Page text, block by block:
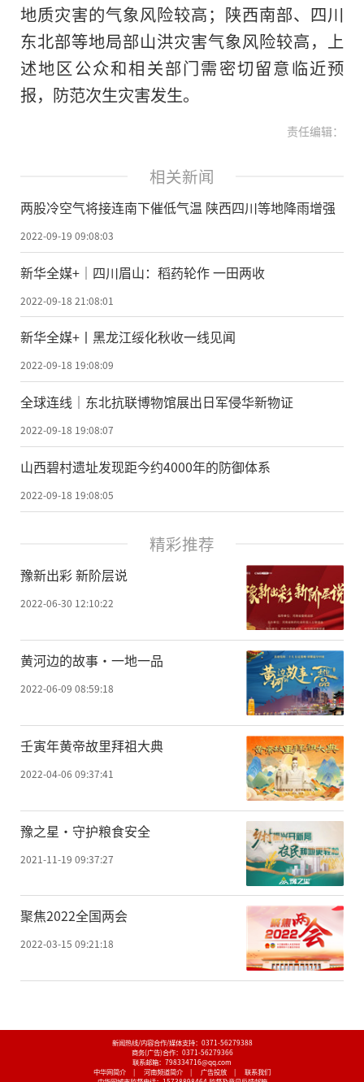
地质灾害的气象风险较高；陕西南部、四川
东北部等地局部山洪灾害气象风险较高，上
述地区公众和相关部门需密切留意临近预
报，防范次生灾害发生。
责任编辑：
相关新闻
两股冷空气将接连南下催低气温 陕西四川等地降雨增强
2022-09-19 09:08:03
新华全媒+｜四川眉山：稻药轮作 一田两收
2022-09-18 21:08:01
新华全媒+丨黑龙江绥化秋收一线见闻
2022-09-18 19:08:09
全球连线｜东北抗联博物馆展出日军侵华新物证
2022-09-18 19:08:07
山西碧村遗址发现距今约4000年的防御体系
2022-09-18 19:08:05
精彩推荐
豫新出彩 新阶层说
2022-06-30 12:10:22
黄河边的故事·一地一品
2022-06-09 08:59:18
壬寅年黄帝故里拜祖大典
2022-04-06 09:37:41
豫之星·守护粮食安全
2021-11-19 09:37:27
聚焦2022全国两会
2022-03-15 09:21:18
新闻热线/内容合作/媒体支持： 0371-56279388
商务(广告)合作： 0371-56279366
联系邮箱：798334716@qq.com
中华网简介
| 河南频道简介 | 广告投放 |
联系我们